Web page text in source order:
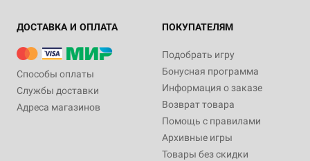
ДОСТАВКА И ОПЛАТА
Способы оплаты
Службы доставки
Адреса магазинов
ПОКУПАТЕЛЯМ
Подобрать игру
Бонусная программа
Информация о заказе
Возврат товара
Помощь с правилами
Архивные игры
Товары без скидки